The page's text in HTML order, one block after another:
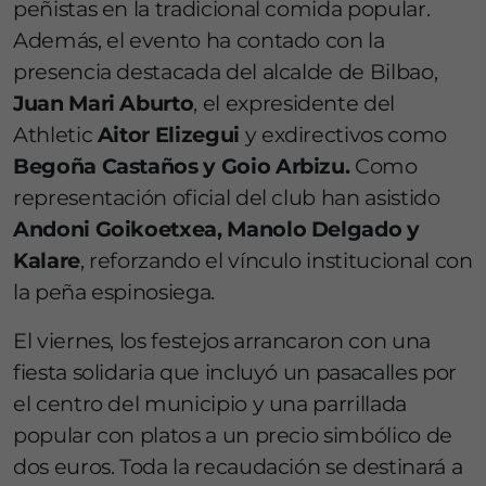
peñistas en la tradicional comida popular.
Además, el evento ha contado con la
presencia destacada del alcalde de Bilbao,
Juan Mari Aburto, el expresidente del
Athletic Aitor Elizegui y exdirectivos como
Begoña Castaños y Goio Arbizu. Como
representación oficial del club han asistido
Andoni Goikoetxea, Manolo Delgado y
Kalare, reforzando el vínculo institucional con
la peña espinosiega.
El viernes, los festejos arrancaron con una
fiesta solidaria que incluyó un pasacalles por
el centro del municipio y una parrillada
popular con platos a un precio simbólico de
dos euros. Toda la recaudación se destinará a